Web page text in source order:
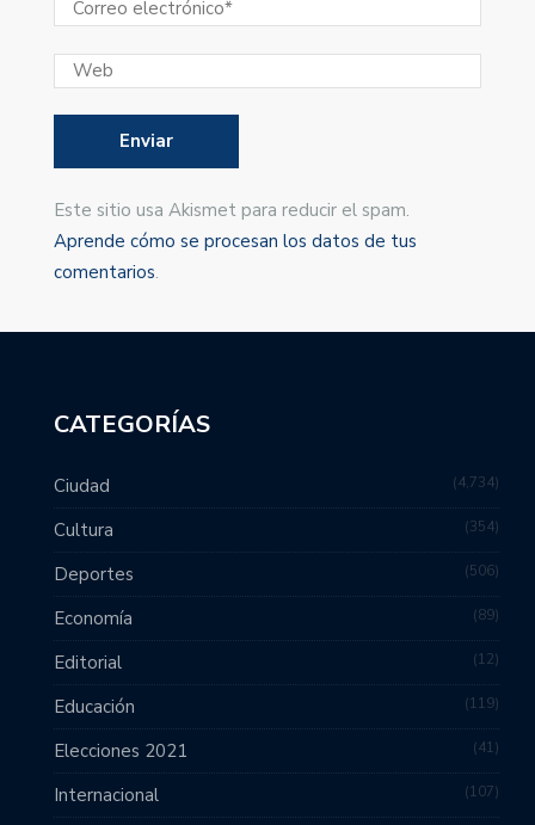
Este sitio usa Akismet para reducir el spam.
Aprende cómo se procesan los datos de tus
comentarios.
CATEGORÍAS
Ciudad 4,734
Cultura 354
Deportes 506
Economía 89
Editorial 12
Educación 119
Elecciones 2021 41
Internacional 107